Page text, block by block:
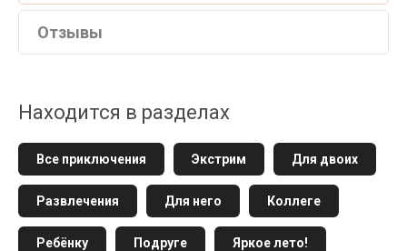
Отзывы
Находится в разделах
Все приключения Экстрим Для двоих
Развлечения Для него Коллеге
Ребёнку Подруге Яркое лето!